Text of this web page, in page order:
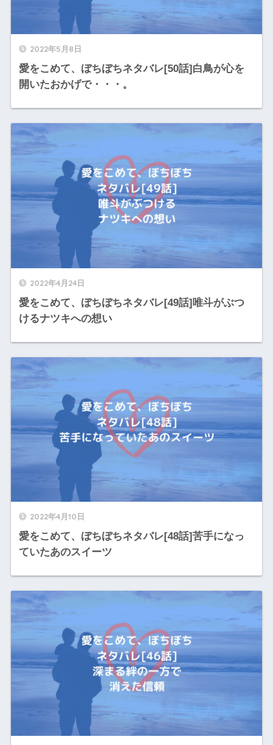
2022年5月8日
愛をこめて、ぼちぼちネタバレ[50話]白鳥が心を
開いたおかげで・・・。
2022年4月24日
愛をこめて、ぼちぼちネタバレ[49話]唯斗がぶつ
けるナツキへの想い
2022年4月10日
愛をこめて、ぼちぼちネタバレ[48話]苦手になっ
ていたあのスイーツ